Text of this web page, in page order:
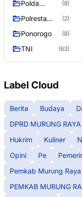
Polda
Tengah
(8)
Polresta
Raya
(2)
Ponorogo (8)
TNI (63)
Label Cloud
Berita Budaya
DPRD MURUNG RAYA
Hukrim
Kuliner
Opini
Pe
Pemkab Murung Raya
PEMKAB MURUNG